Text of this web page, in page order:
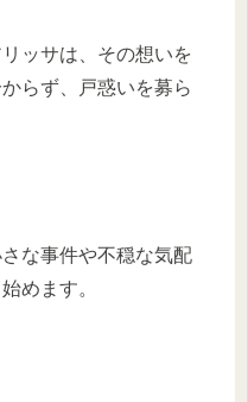
ッサは、その想いを
らず、戸惑いを募ら
な事件や不穏な気配
めます。